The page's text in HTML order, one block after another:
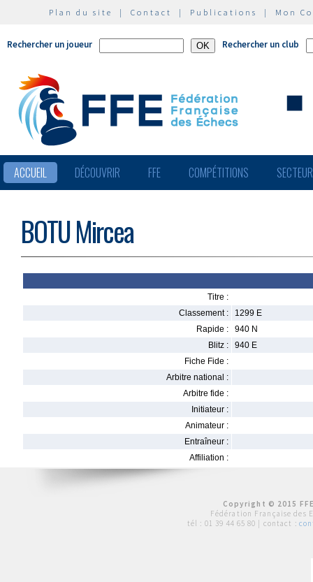
Plan du site | Contact | Publications | Mon
Rechercher un joueur Rechercher un club
ACCUEIL DÉCOUVRIR FFE COMPÉTITIONS
BOTU Mircea
Titre :
Classement :
1299 E
Rapide :
940 N
Blitz :
940 E
Fiche Fide :
Arbitre national :
Arbitre fide :
Initiateur :
Animateur :
Entraîneur :
Affiliation :
Copyright © 2015
Fédération Française des
tél : 01 39 44 65 80 | contact :